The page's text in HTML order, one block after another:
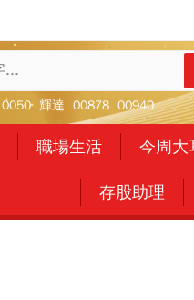
0050 輝達 00878 00940
職場生活 今周大
存股助理